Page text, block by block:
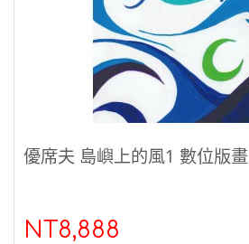
優席夫 島嶼上的風1 數位版畫
NT8,888